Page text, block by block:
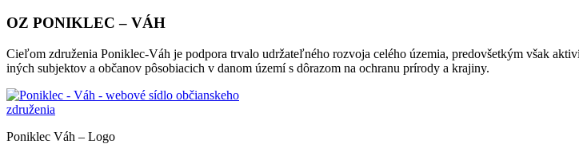
OZ PONIKLEC – VÁH
Cieľom združenia Poniklec-Váh je podpora trvalo udržateľného rozvoja celého územia, predovšetkým však
iných subjektov a občanov pôsobiacich v danom území s dôrazom na ochranu prírody a krajiny.
Poniklec Váh – Logo